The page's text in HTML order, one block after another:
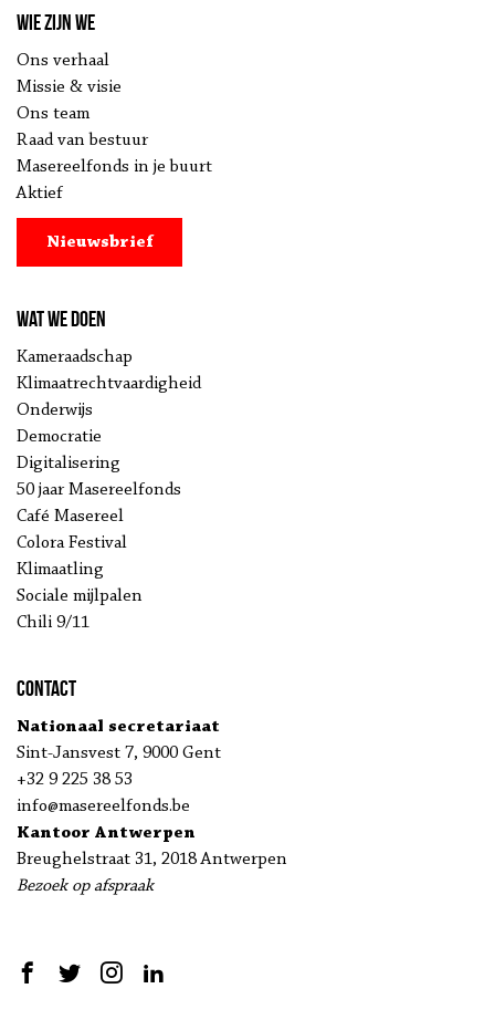
Wie zijn we
Ons verhaal
Missie & visie
Ons team
Raad van bestuur
Masereelfonds in je buurt
Aktief
Nieuwsbrief
Wat we doen
Kameraadschap
Klimaatrechtvaardigheid
Onderwijs
Democratie
Digitalisering
50 jaar Masereelfonds
Café Masereel
Colora Festival
Klimaatling
Sociale mijlpalen
Chili 9/11
Contact
Nationaal secretariaat
Sint-Jansvest 7, 9000 Gent
+32 9 225 38 53
info@masereelfonds.be
Kantoor Antwerpen
Breughelstraat 31, 2018 Antwerpen
Bezoek op afspraak